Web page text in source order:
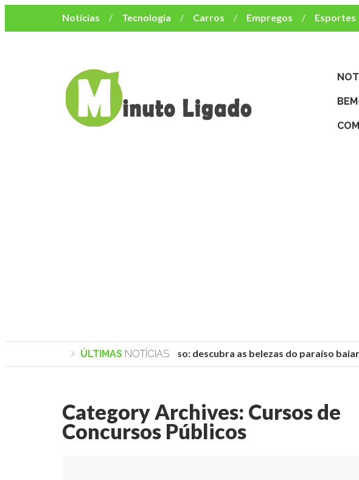
Notícias Tecnologia Carros Empregos
Esportes
Mulher
Bem-Estar Negócios
Música e TV
ÚLTIMAS NOTÍCIAS
Praias de Trancoso: descubra as belezas do paraíso baiano
Category Archives: Cursos de
Concursos Públicos